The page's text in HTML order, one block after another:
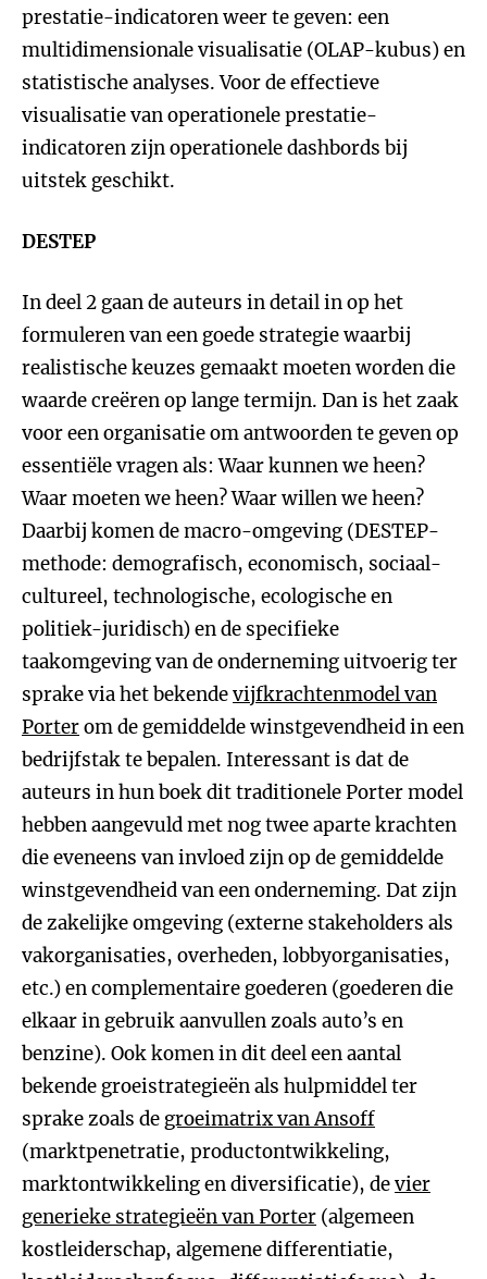
prestatie-indicatoren weer te geven: een
multidimensionale visualisatie (OLAP-kubus) en
statistische analyses. Voor de effectieve
visualisatie van operationele prestatie-
indicatoren zijn operationele dashbords bij
uitstek geschikt.
DESTEP
In deel 2 gaan de auteurs in detail in op het
formuleren van een goede strategie waarbij
realistische keuzes gemaakt moeten worden die
waarde creëren op lange termijn. Dan is het zaak
voor een organisatie om antwoorden te geven op
essentiële vragen als: Waar kunnen we heen?
Waar moeten we heen? Waar willen we heen?
Daarbij komen de macro-omgeving (DESTEP-
methode: demografisch, economisch, sociaal-
cultureel, technologische, ecologische en
politiek-juridisch) en de specifieke
taakomgeving van de onderneming uitvoerig ter
sprake via het bekendevijfkrachtenmodel van
Porterom de gemiddelde winstgevendheid in een
bedrijfstak te bepalen. Interessant is dat de
auteurs in hun boek dit traditionele Porter model
hebben aangevuld met nog twee aparte krachten
die eveneens van invloed zijn op de gemiddelde
winstgevendheid van een onderneming. Dat zijn
de zakelijke omgeving (externe stakeholders als
vakorganisaties, overheden, lobbyorganisaties,
etc.) en complementaire goederen (goederen die
elkaar in gebruik aanvullen zoals auto’s en
benzine). Ook komen in dit deel een aantal
bekende groeistrategieën als hulpmiddel ter
sprake zoals de groeimatrix van Ansoff
(marktpenetratie, productontwikkeling,
marktontwikkeling en diversificatie), devier
generieke strategieën van Porter (algemeen
kostleiderschap, algemene differentiatie,